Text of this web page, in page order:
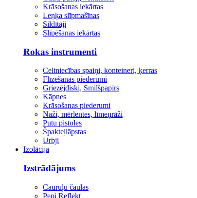
Krāsošanas iekārtas
Leņķa slīpmašīnas
Sildītāji
Slīpēšanas iekārtas
Rokas instrumenti
Celtniecības spaiņi, konteineri, ķerras
Flīzēšanas piederumi
Griezējdiski, Smilšpapīrs
Kāpnes
Krāsošanas piederumi
Naži, mērlentes, līmeņrāži
Putu pistoles
Špakteļlāpstas
Urbji
Izolācija
Izstrādājums
Cauruļu čaulas
Pepi Reflekt